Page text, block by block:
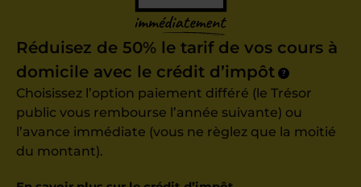
Réduisez de 50% le tarif de vos cours à
domicile avec le crédit d’impôt
?
Choisissez l’option paiement différé (le Trésor
public vous rembourse l’année suivante) ou
l’avance immédiate (vous ne règlez que la moitié
du montant).